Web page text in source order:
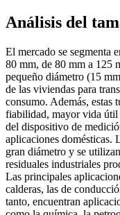
Análisis del
El mercado se segmenta
80 mm, de 80 mm a 125
pequeño diámetro (15
de las viviendas para
consumo. Además, estas
fiabilidad, mayor vida útil
del dispositivo de
aplicaciones domésticas.
gran diámetro y se
residuales industriales
Las principales
calderas, las de
tanto, encuentran